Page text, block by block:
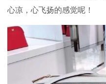
心凉，心飞扬的感觉呢！